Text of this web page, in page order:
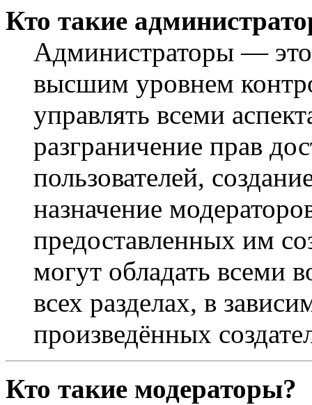
Кто такие
Администраторы — это
высшим уровнем
управлять всеми
разграничение прав
пользователей,
назначение
предоставленных им
могут обладать всеми
всех разделах, в
произведённых
Кто такие модераторы?